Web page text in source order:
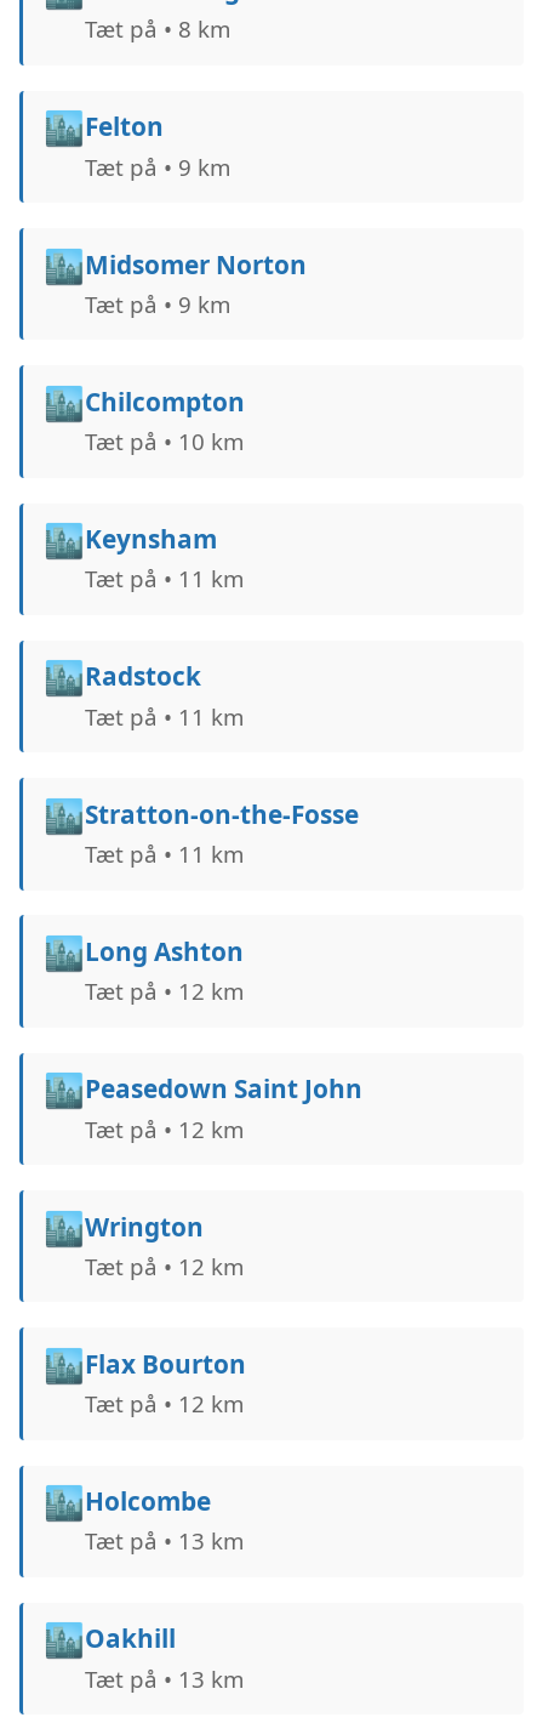
Tæt på • 8 km
🏙️Felton
Tæt på • 9 km
🏙️Midsomer Norton
Tæt på • 9 km
🏙️Chilcompton
Tæt på • 10 km
🏙️Keynsham
Tæt på • 11 km
🏙️Radstock
Tæt på • 11 km
🏙️Stratton-on-the-Fosse
Tæt på • 11 km
🏙️Long Ashton
Tæt på • 12 km
🏙️Peasedown Saint John
Tæt på • 12 km
🏙️Wrington
Tæt på • 12 km
🏙️Flax Bourton
Tæt på • 12 km
🏙️Holcombe
Tæt på • 13 km
🏙️Oakhill
Tæt på • 13 km